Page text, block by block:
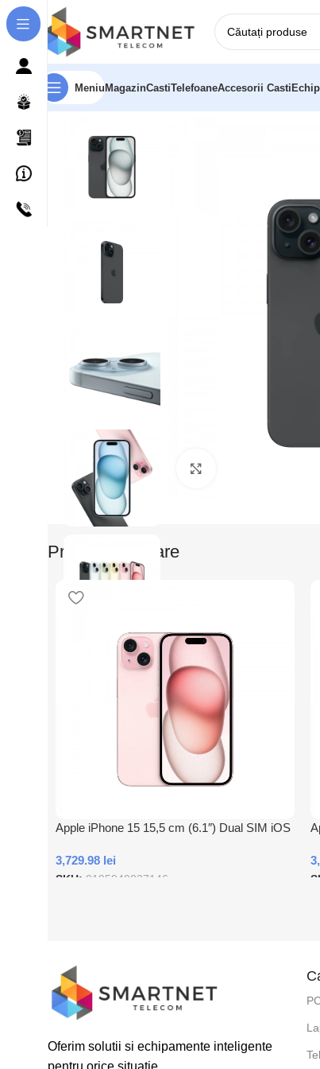
MeniuMagazinCastiTelefoaneAccesorii Casti
Prima pagină
Produse Similare
Apple iPhone 15 15,5 cm (6.1″) Dual SIM iOS
3,729.98 lei
SKU: 0195949037146
Oferim solutii si echipamente inteligente